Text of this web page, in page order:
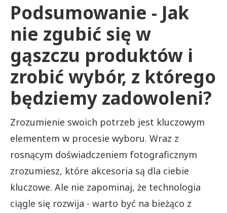
Podsumowanie - Jak
nie zgubić się w
gąszczu produktów i
zrobić wybór, z którego
będziemy zadowoleni?
Zrozumienie swoich potrzeb jest kluczowym
elementem w procesie wyboru. Wraz z
rosnącym doświadczeniem fotograficznym
zrozumiesz, które akcesoria są dla ciebie
kluczowe. Ale nie zapominaj, że technologia
ciągle się rozwija - warto być na bieżąco z